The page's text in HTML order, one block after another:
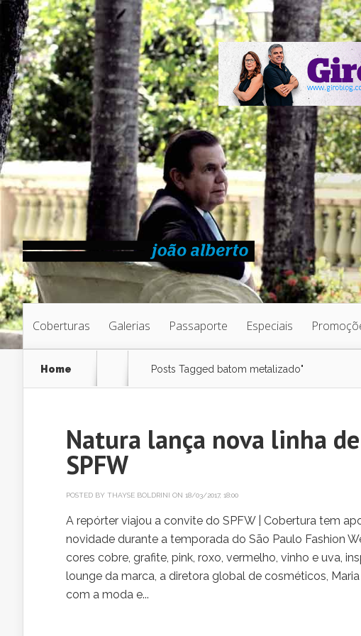
Coberturas Galerias Passaporte Especiais
Home Posts Tagged batom metalizado"
Natura lança nova linha
SPFW
POSTED BY THAYSE BOLDRINI ON 18/03/2017, 18:00
A repórter viajou a convite do SPFW | Cobertura tem
novidade durante a temporada do São Paulo Fashion
cores cobre, grafite, pink, roxo, vermelho, vinho e uva,
lounge da marca, a diretora global de cosméticos,
com a moda e...